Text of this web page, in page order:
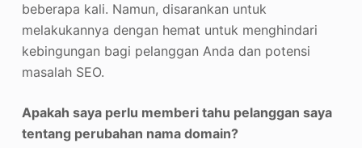
beberapa kali. Namun, disarankan untuk
melakukannya dengan hemat untuk menghindari
kebingungan bagi pelanggan Anda dan potensi
masalah SEO.
Apakah saya perlu memberi tahu pelanggan saya
tentang perubahan nama domain?